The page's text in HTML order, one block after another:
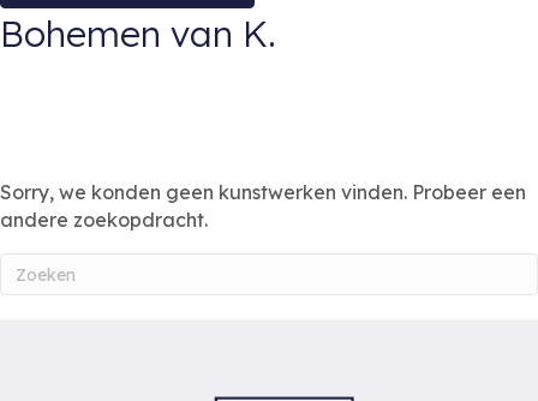
Bohemen van K.
Sorry, we konden geen kunstwerken vinden. Probeer een
andere zoekopdracht.